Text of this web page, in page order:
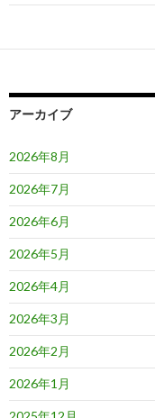
ゲ
ー
ョ
アーカイブ
2026年8月
2026年7月
2026年6月
2026年5月
2026年4月
2026年3月
2026年2月
2026年1月